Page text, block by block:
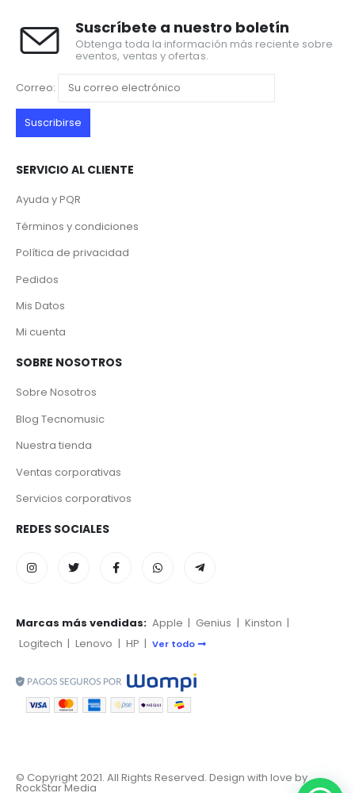
Suscríbete a nuestro boletín
Obtenga toda la información más reciente sobre
eventos, ventas y ofertas.
Correo:
SERVICIO AL CLIENTE
Ayuda y PQR
Términos y condiciones
Política de privacidad
Pedidos
Mis Datos
Mi cuenta
SOBRE NOSOTROS
Sobre Nosotros
Blog Tecnomusic
Nuestra tienda
Ventas corporativas
Servicios corporativos
REDES SOCIALES
Marcas más vendidas: Apple | Genius | Kinston |
Logitech | Lenovo | HP | Ver todo
© Copyright 2021. All Rights Reserved. Design with love by
RockStar Media